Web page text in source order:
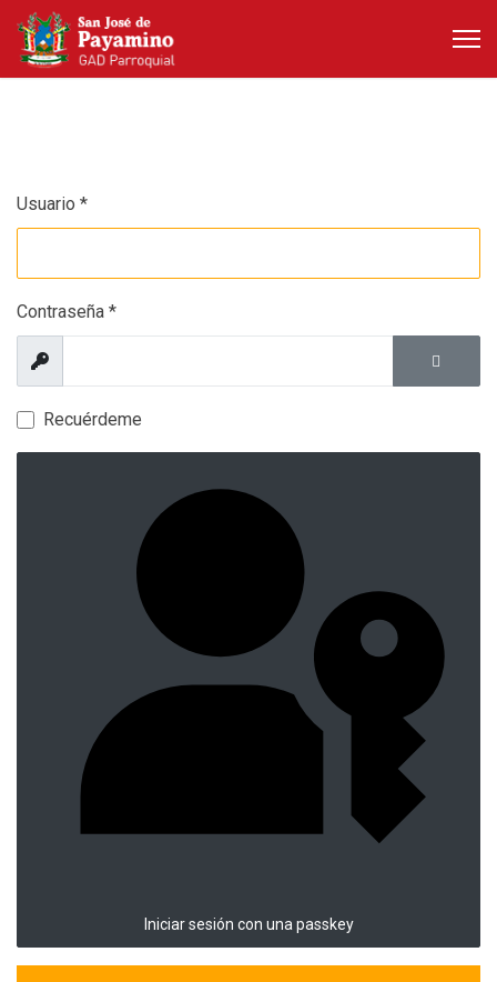
Usuario *
Contraseña *
Mostrar
Mostrar
Recuérdeme
Iniciar sesión con una passkey